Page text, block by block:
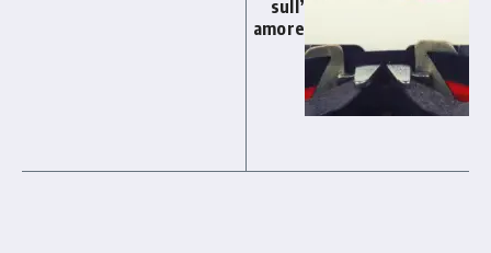
sull’
amore